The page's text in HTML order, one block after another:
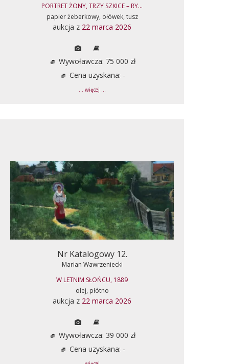
PORTRET ŻONY, TRZY SZKICE – RY...
papier żeberkowy, ołówek, tusz
aukcja z 22 marca 2026
Wywoławcza: 75 000 zł
Cena uzyskana: -
... więcej ...
Nr Katalogowy 12.
Marian Wawrzeniecki
W LETNIM SŁOŃCU, 1889
olej, płótno
aukcja z 22 marca 2026
Wywoławcza: 39 000 zł
Cena uzyskana: -